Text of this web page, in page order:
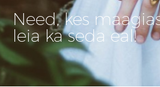
Need, kes
leia ka seda eal!